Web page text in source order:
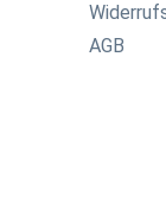
AGB